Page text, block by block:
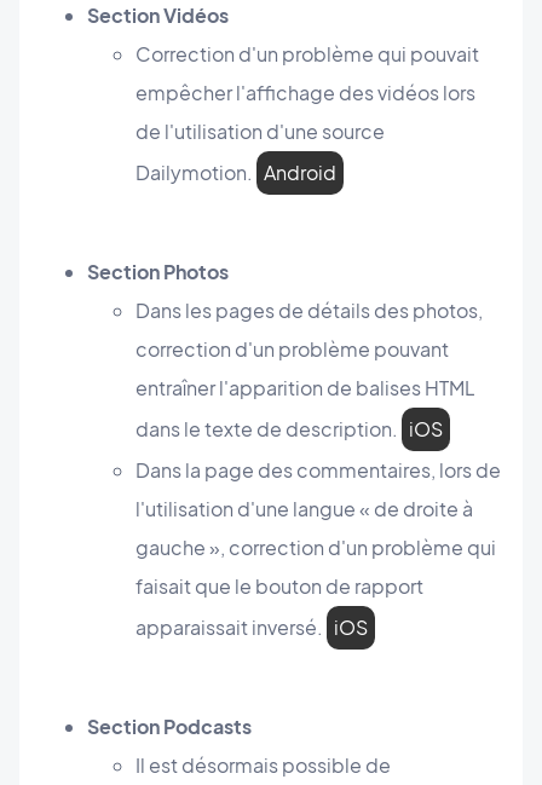
Section Vidéos
Correction d'un problème qui pouvait
empêcher l'affichage des vidéos lors
de l'utilisation d'une source
Dailymotion. Android
Section Photos
Dans les pages de détails des photos,
correction d'un problème pouvant
entraîner l'apparition de balises HTML
dans le texte de description. iOS
Dans la page des commentaires, lors de
l'utilisation d'une langue « de droite à
gauche », correction d'un problème qui
faisait que le bouton de rapport
apparaissait inversé. iOS
Section Podcasts
Il est désormais possible de